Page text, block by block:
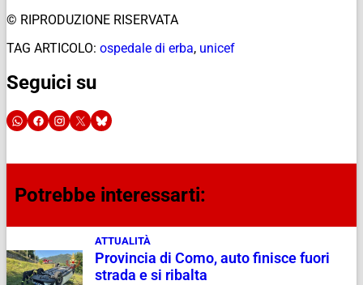
© RIPRODUZIONE RISERVATA
TAG ARTICOLO: ospedale di erba, unicef
Seguici su
Potrebbe interessarti:
ATTUALITÀ
Provincia di Como, auto finisce fuori
strada e si ribalta